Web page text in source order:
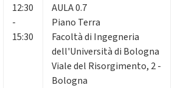
12:30
-
15:30
AULA 0.7
Piano Terra
Facoltà di Ingegneria
dell'Università di Bologna
Viale del Risorgimento, 2 -
Bologna